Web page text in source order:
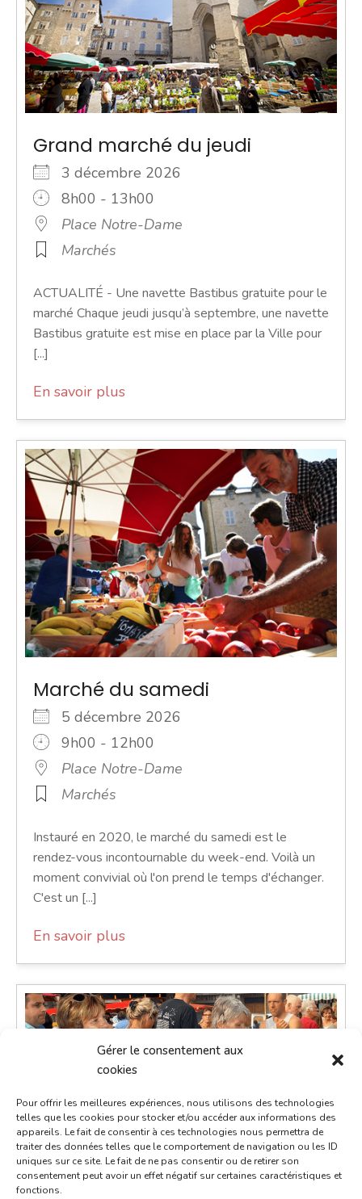
Gérer le consentement aux
cookies
Pour offrir les meilleures expériences, nous utilisons des technologies
telles que les cookies pour stocker et/ou accéder aux informations des
appareils. Le fait de consentir à ces technologies nous permettra de
traiter des données telles que le comportement de navigation ou les ID
uniques sur ce site. Le fait de ne pas consentir ou de retirer son
consentement peut avoir un effet négatif sur certaines caractéristiques et
fonctions.
Grand marché du jeudi
3 décembre 2026
8h00 - 13h00
Place Notre-Dame
Marchés
ACTUALITÉ - Une navette Bastibus gratuite pour le
marché Chaque jeudi jusqu’à septembre, une navette
Bastibus gratuite est mise en place par la Ville pour
[...]
En savoir plus
Marché du samedi
5 décembre 2026
9h00 - 12h00
Place Notre-Dame
Marchés
Instauré en 2020, le marché du samedi est le
rendez-vous incontournable du week-end. Voilà un
moment convivial où l'on prend le temps d'échanger.
C'est un [...]
En savoir plus